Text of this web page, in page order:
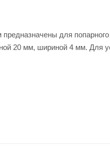
для попарного
20 мм, шириной 4 мм. Для